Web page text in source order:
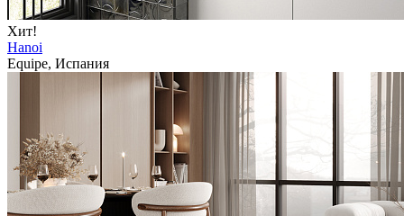
Хит!
Hanoi
Equipe, Испания